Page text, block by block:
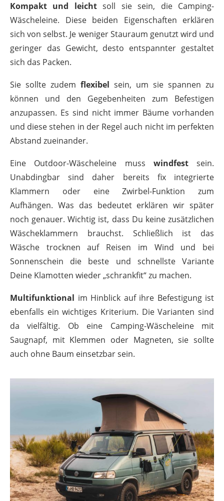
Kompakt und leichtsoll sie sein, die Camping-
Wäscheleine. Diese beiden Eigenschaften erklären
sich von selbst. Je weniger Stauraum genutzt wird und
geringer das Gewicht, desto entspannter gestaltet
sich das Packen.
Sie sollte zudem flexibel sein, um sie spannen zu
können und den Gegebenheiten zum Befestigen
anzupassen. Es sind nicht immer Bäume vorhanden
und diese stehen in der Regel auch nicht im perfekten
Abstand zueinander.
Eine Outdoor-Wäscheleine muss windfestsein.
Unabdingbar sind daher bereits fix integrierte
Klammern oder eine Zwirbel-Funktion zum
Aufhängen. Was das bedeutet erklären wir später
noch genauer. Wichtig ist, dass Du keine zusätzlichen
Wäscheklammern brauchst. Schließlich ist das
Wäsche trocknen auf Reisen im Wind und bei
Sonnenschein die beste und schnellste Variante
Deine Klamotten wieder „schrankfit“ zu machen.
Multifunktional im Hinblick auf ihre Befestigung ist
ebenfalls ein wichtiges Kriterium. Die Varianten sind
da vielfältig. Ob eine Camping-Wäscheleine mit
Saugnapf, mit Klemmen oder Magneten, sie sollte
auch ohne Baum einsetzbar sein.